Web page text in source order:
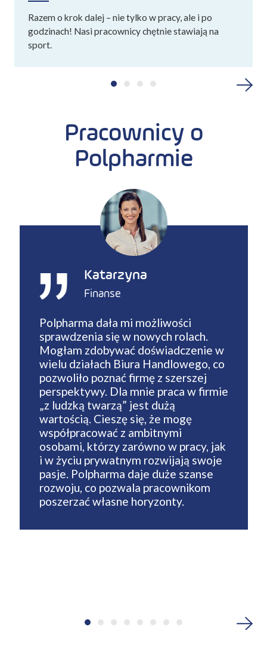
Razem o krok dalej – nie tylko w pracy, ale i po
godzinach! Nasi pracownicy chętnie stawiają na
sport.
Pracownicy o
Polpharmie
Katarzyna
Finanse
Polpharma dała mi możliwości
sprawdzenia się w nowych rolach.
Mogłam zdobywać doświadczenie w
wielu działach Biura Handlowego, co
pozwoliło poznać firmę z szerszej
perspektywy. Dla mnie praca w firmie
„z ludzką twarzą” jest dużą
wartością. Cieszę się, że mogę
współpracować z ambitnymi
osobami, którzy zarówno w pracy, jak
i w życiu prywatnym rozwijają swoje
pasje. Polpharma daje duże szanse
rozwoju, co pozwala pracownikom
poszerzać własne horyzonty.